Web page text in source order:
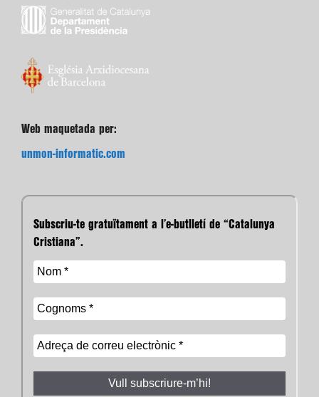
Web maquetada per:
unmon-informatic.com
Subscriu-te gratuïtament a l’e-butlletí de “Catalunya
Cristiana”.